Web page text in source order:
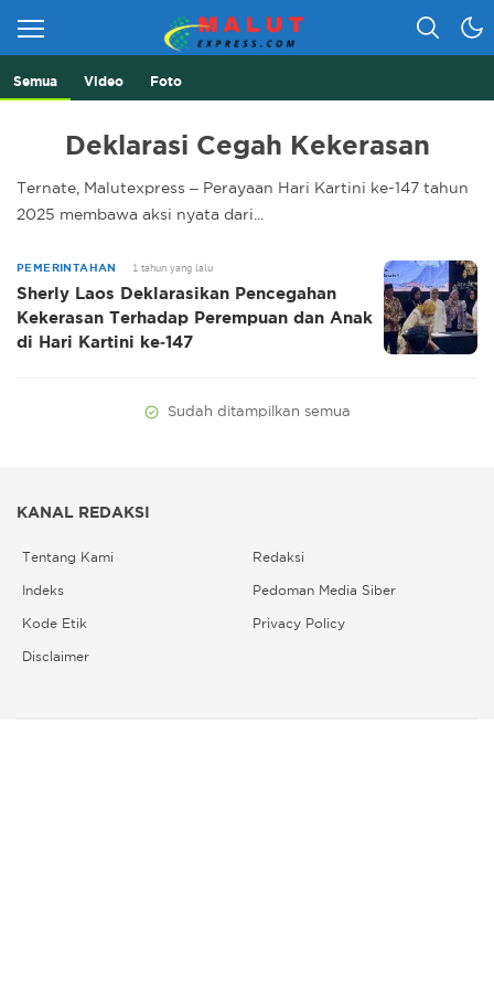
Malut Express
Berita Lebih Cepat
Semua Video Foto
Deklarasi Cegah Kekerasan
Ternate, Malutexpress – Perayaan Hari Kartini ke-147 tahun
2025 membawa aksi nyata dari...
PEMERINTAHAN 1 tahun yang lalu
Sherly Laos Deklarasikan Pencegahan
Kekerasan Terhadap Perempuan dan Anak
di Hari Kartini ke-147
Sudah ditampilkan semua
KANAL REDAKSI
Tentang Kami Redaksi
Indeks Pedoman Media Siber
Kode Etik Privacy Policy
Disclaimer